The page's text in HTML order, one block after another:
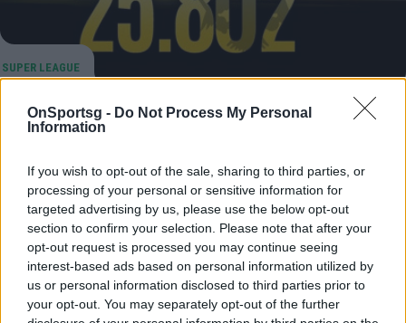
OnSportsg - Do Not Process My Personal
Information
If you wish to opt-out of the sale, sharing to third parties, or
processing of your personal or sensitive information for
targeted advertising by us, please use the below opt-out
section to confirm your selection. Please note that after your
opt-out request is processed you may continue seeing
interest-based ads based on personal information utilized by
us or personal information disclosed to third parties prior to
your opt-out. You may separately opt-out of the further
ΑΕΚ: Ιστορικό ρεκόρ για την Ένωση στα
διαρκείας
ΑΕΚ: Όπως ανακοινώθηκε πωλήθηκαν 25.802 κάρτες
διαρκείας, αριθμός που αποτελεί ρεκόρ για τους
«κιτρινόμαυρους».
21 Ιουλίου 2023 18:37